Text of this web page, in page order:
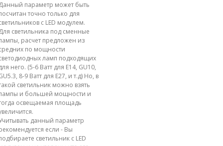
параметр может быть
точно только для
с LED модулем.
светильника под сменные
расчет предложен из
по мощности
ламп подходящих
него. (5-6 Ватт для E14, GU10,
8-9 Ватт для E27, и т.д) Но, в
светильник можно взять
и большей мощности и
освещаемая площадь
данный параметр
если - Вы
светильник с LED